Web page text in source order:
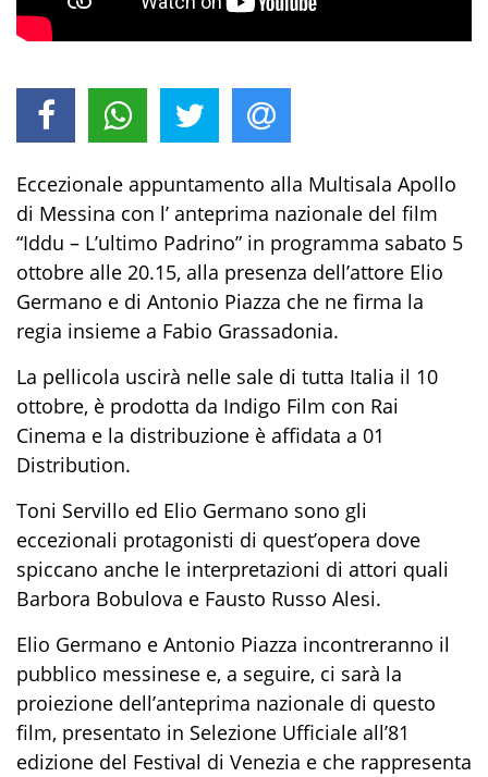
Eccezionale appuntamento alla Multisala Apollo
di Messina con l’ anteprima nazionale del film
“Iddu – L’ultimo Padrino” in programma sabato 5
ottobre alle 20.15, alla presenza dell’attore Elio
Germano e di Antonio Piazza che ne firma la
regia insieme a Fabio Grassadonia.
La pellicola uscirà nelle sale di tutta Italia il 10
ottobre, è prodotta da Indigo Film con Rai
Cinema e la distribuzione è affidata a 01
Distribution.
Toni Servillo ed Elio Germano sono gli
eccezionali protagonisti di quest’opera dove
spiccano anche le interpretazioni di attori quali
Barbora Bobulova e Fausto Russo Alesi.
Elio Germano e Antonio Piazza incontreranno il
pubblico messinese e, a seguire, ci sarà la
proiezione dell’anteprima nazionale di questo
film, presentato in Selezione Ufficiale all’81
edizione del Festival di Venezia e che rappresenta